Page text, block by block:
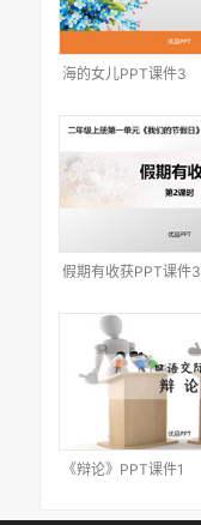
海的女儿PPT课件3
假期有收获PPT课件3
《辩论》PPT课件1